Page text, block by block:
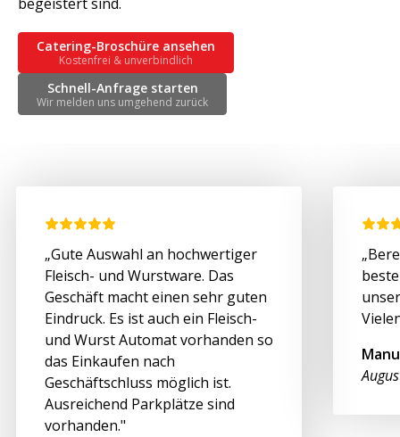
Catering-Broschüre ansehen
Kostenfrei & unverbindlich
Schnell-Anfrage starten
Wir melden uns umgehend zurück
„Gute Auswahl an hochwertiger
Fleisch- und Wurstware. Das
Geschäft macht einen sehr guten
Eindruck. Es ist auch ein Fleisch-
und Wurst Automat vorhanden so
das Einkaufen nach
Geschäftschluss möglich ist.
Ausreichend Parkplätze sind
vorhanden."